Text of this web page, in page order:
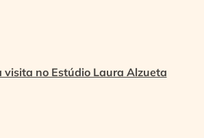
visita no Estúdio Laura Alzueta